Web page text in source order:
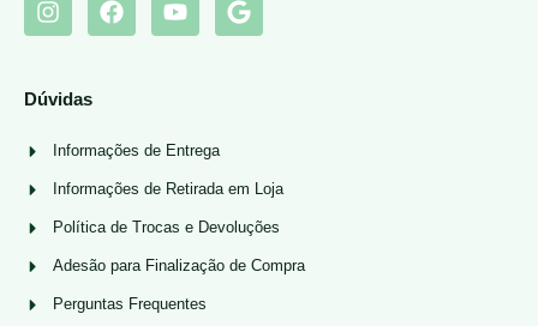
Dúvidas
Informações de Entrega
Informações de Retirada em Loja
Política de Trocas e Devoluções
Adesão para Finalização de Compra
Perguntas Frequentes